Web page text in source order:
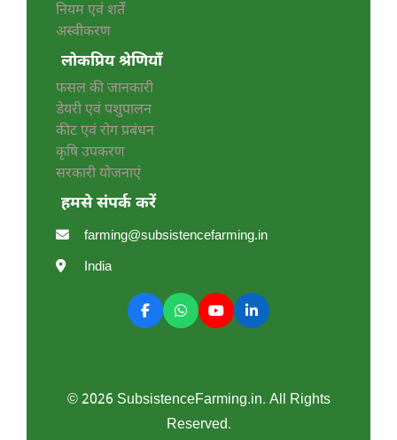
नियम एवं शर्तें
अस्वीकरण
लोकप्रिय श्रेणियाँ
फसल की जानकारी
डेयरी एवं पशुपालन
कीट एवं रोग प्रबंधन
कृषि उपकरण
सरकारी योजनाएं
हमसे संपर्क करें
farming@subsistencefarming.in
India
© 2026 SubsistenceFarming.in. All Rights
Reserved.